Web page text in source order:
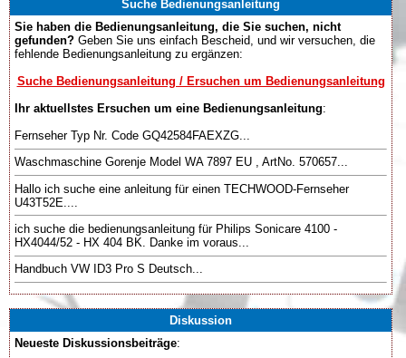
Suche Bedienungsanleitung
Sie haben die Bedienungsanleitung, die Sie suchen, nicht
gefunden? Geben Sie uns einfach Bescheid, und wir versuchen, die
fehlende Bedienungsanleitung zu ergänzen:
Suche Bedienungsanleitung / Ersuchen um Bedienungsanleitung
Ihr aktuellstes Ersuchen um eine Bedienungsanleitung:
Fernseher Typ Nr. Code GQ42584FAEXZG...
Waschmaschine Gorenje Model WA 7897 EU , ArtNo. 570657...
Hallo ich suche eine anleitung für einen TECHWOOD-Fernseher
U43T52E....
ich suche die bedienungsanleitung für Philips Sonicare 4100 -
HX4044/52 - HX 404 BK. Danke im voraus...
Handbuch VW ID3 Pro S Deutsch...
Diskussion
Neueste Diskussionsbeiträge: